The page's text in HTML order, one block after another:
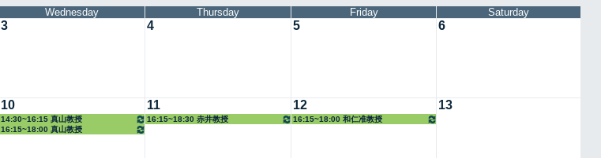
Wednesday Thursday Friday Saturday
3 4 5 6
10
14:30~16:15 真山教授
16:15~18:00 真山教授
11
16:15~18:30 赤井教授
12
16:15~18:00 和仁准教授
13